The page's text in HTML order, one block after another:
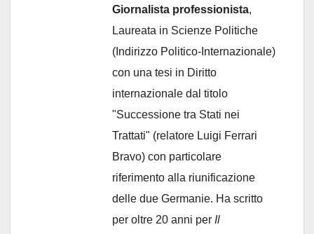
Giornalista professionista,
Laureata in Scienze Politiche
(Indirizzo Politico-Internazionale)
con una tesi in Diritto
internazionale dal titolo
"Successione tra Stati nei
Trattati" (relatore Luigi Ferrari
Bravo) con particolare
riferimento alla riunificazione
delle due Germanie. Ha scritto
per oltre 20 anni per Il